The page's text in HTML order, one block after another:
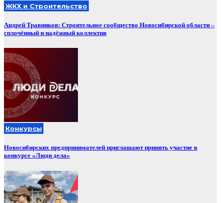
ЖКХ и Строительство
Андрей Травников: Строительное сообщество Новосибирской области –
сплочённый и надёжный коллектив
Конкурсы
Новосибирских предпринимателей приглашают принять участие в
конкурсе «Люди дела»